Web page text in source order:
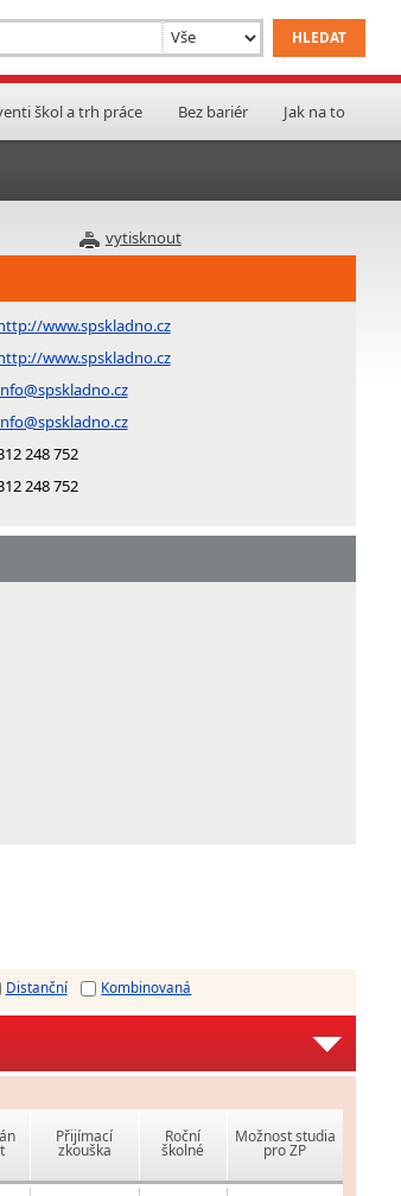
škol a trh práce Bez bariér Jak na to
vytisknout
www.spskladno.cz
www.spskladno.cz
248 752
248 752
Distanční Kombinovaná
Přijímací
zkouška
Roční
školné
Možnost studia
pro ZP